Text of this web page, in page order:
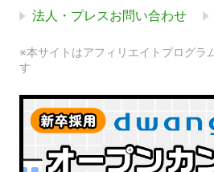
法人・プレスお問い合わせ
※本サイトはアフィリエイトプログラ
す